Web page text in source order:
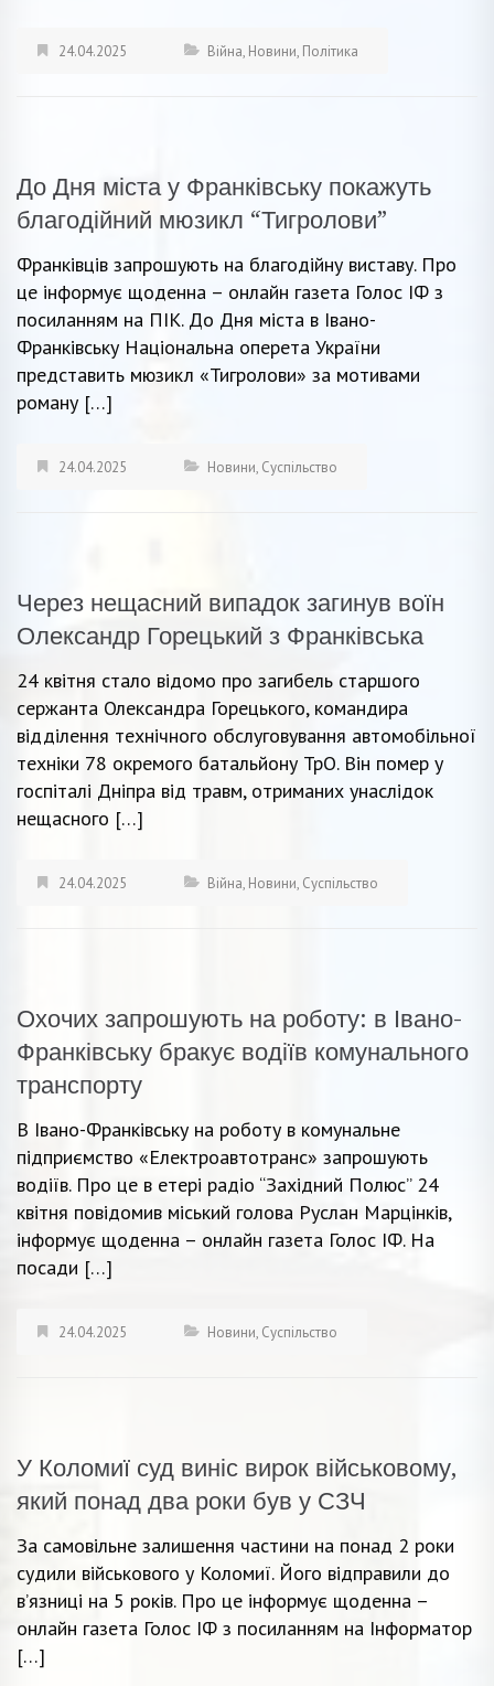
24.04.2025 Війна, Новини, Політика
До Дня міста у Франківську покажуть
благодійний мюзикл “Тигролови”
Франківців запрошують на благодійну виставу. Про
це інформує щоденна – онлайн газета Голос ІФ з
посиланням на ПІК. До Дня міста в Івано-
Франківську Національна оперета України
представить мюзикл «Тигролови» за мотивами
роману […]
24.04.2025 Новини, Суспільство
Через нещасний випадок загинув воїн
Олександр Горецький з Франківська
24 квітня стало відомо про загибель старшого
сержанта Олександра Горецького, командира
відділення технічного обслуговування автомобільної
техніки 78 окремого батальйону ТрО. Він помер у
госпіталі Дніпра від травм, отриманих унаслідок
нещасного […]
24.04.2025 Війна, Новини, Суспільство
Охочих запрошують на роботу: в Івано-
Франківську бракує водіїв комунального
транспорту
В Івано-Франківську на роботу в комунальне
підприємство «Електроавтотранс» запрошують
водіїв. Про це в етері радіо “Західний Полюс” 24
квітня повідомив міський голова Руслан Марцінків,
інформує щоденна – онлайн газета Голос ІФ. На
посади […]
24.04.2025 Новини, Суспільство
У Коломиї суд виніс вирок військовому,
який понад два роки був у СЗЧ
За самовільне залишення частини на понад 2 роки
судили військового у Коломиї. Його відправили до
в’язниці на 5 років. Про це інформує щоденна –
онлайн газета Голос ІФ з посиланням на Інформатор
[…]